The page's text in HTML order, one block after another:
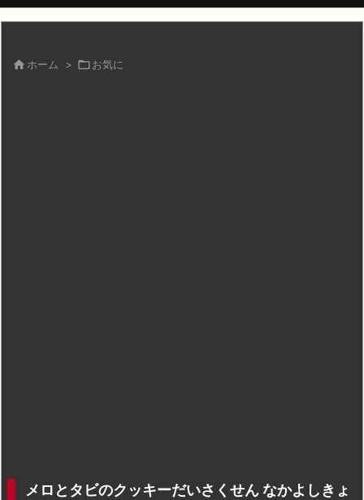
 ホーム > お気に
メロとタビのクッキーだいさくせん なかよしきょ